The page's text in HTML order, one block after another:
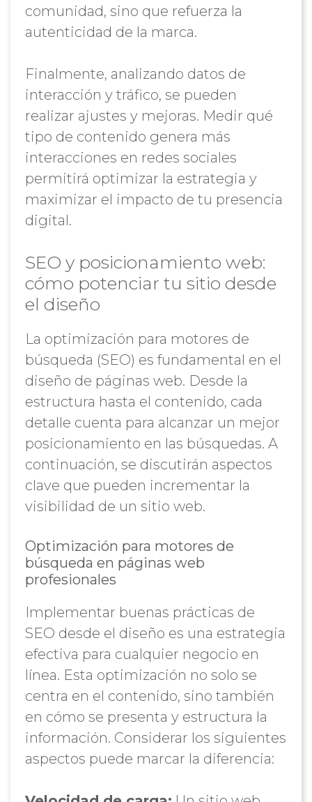
comunidad, sino que refuerza la
autenticidad de la marca.
Finalmente, analizando datos de
interacción y tráfico, se pueden
realizar ajustes y mejoras. Medir qué
tipo de contenido genera más
interacciones en redes sociales
permitirá optimizar la estrategia y
maximizar el impacto de tu presencia
digital.
SEO y posicionamiento web:
cómo potenciar tu sitio desde
el diseño
La optimización para motores de
búsqueda (SEO) es fundamental en el
diseño de páginas web. Desde la
estructura hasta el contenido, cada
detalle cuenta para alcanzar un mejor
posicionamiento en las búsquedas. A
continuación, se discutirán aspectos
clave que pueden incrementar la
visibilidad de un sitio web.
Optimización para motores de
búsqueda en páginas web
profesionales
Implementar buenas prácticas de
SEO desde el diseño es una estrategia
efectiva para cualquier negocio en
línea. Esta optimización no solo se
centra en el contenido, sino también
en cómo se presenta y estructura la
información. Considerar los siguientes
aspectos puede marcar la diferencia: